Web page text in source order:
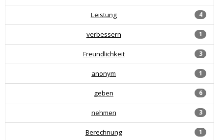
4
Leistung
1
verbessern
3
Freundlichkeit
1
anonym
6
geben
3
nehmen
1
Berechnung